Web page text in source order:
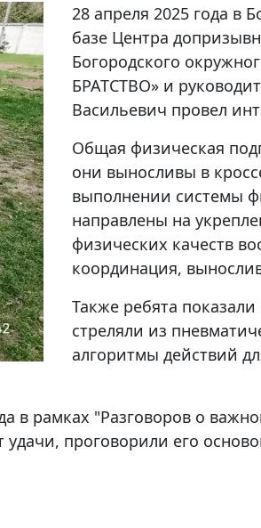
28 апреля 2025 года в
базе Центра
Богородского
БРАТСТВО» и
Васильевич провел
Общая физическая
они выносливы в
выполнении системы
направлены на
физических качеств
координация,
Также ребята
стреляли из
алгоритмы действий
в рамках "Разговоров о
удачи, проговорили его